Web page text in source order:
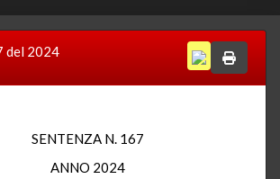
del 2024
SENTENZA N. 167
ANNO 2024